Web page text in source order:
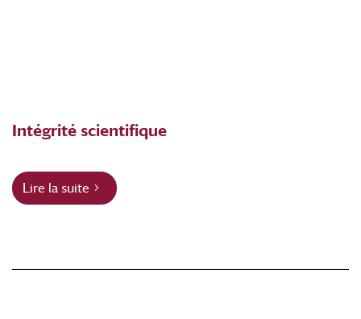
Intégrité scientifique
Lire la suite